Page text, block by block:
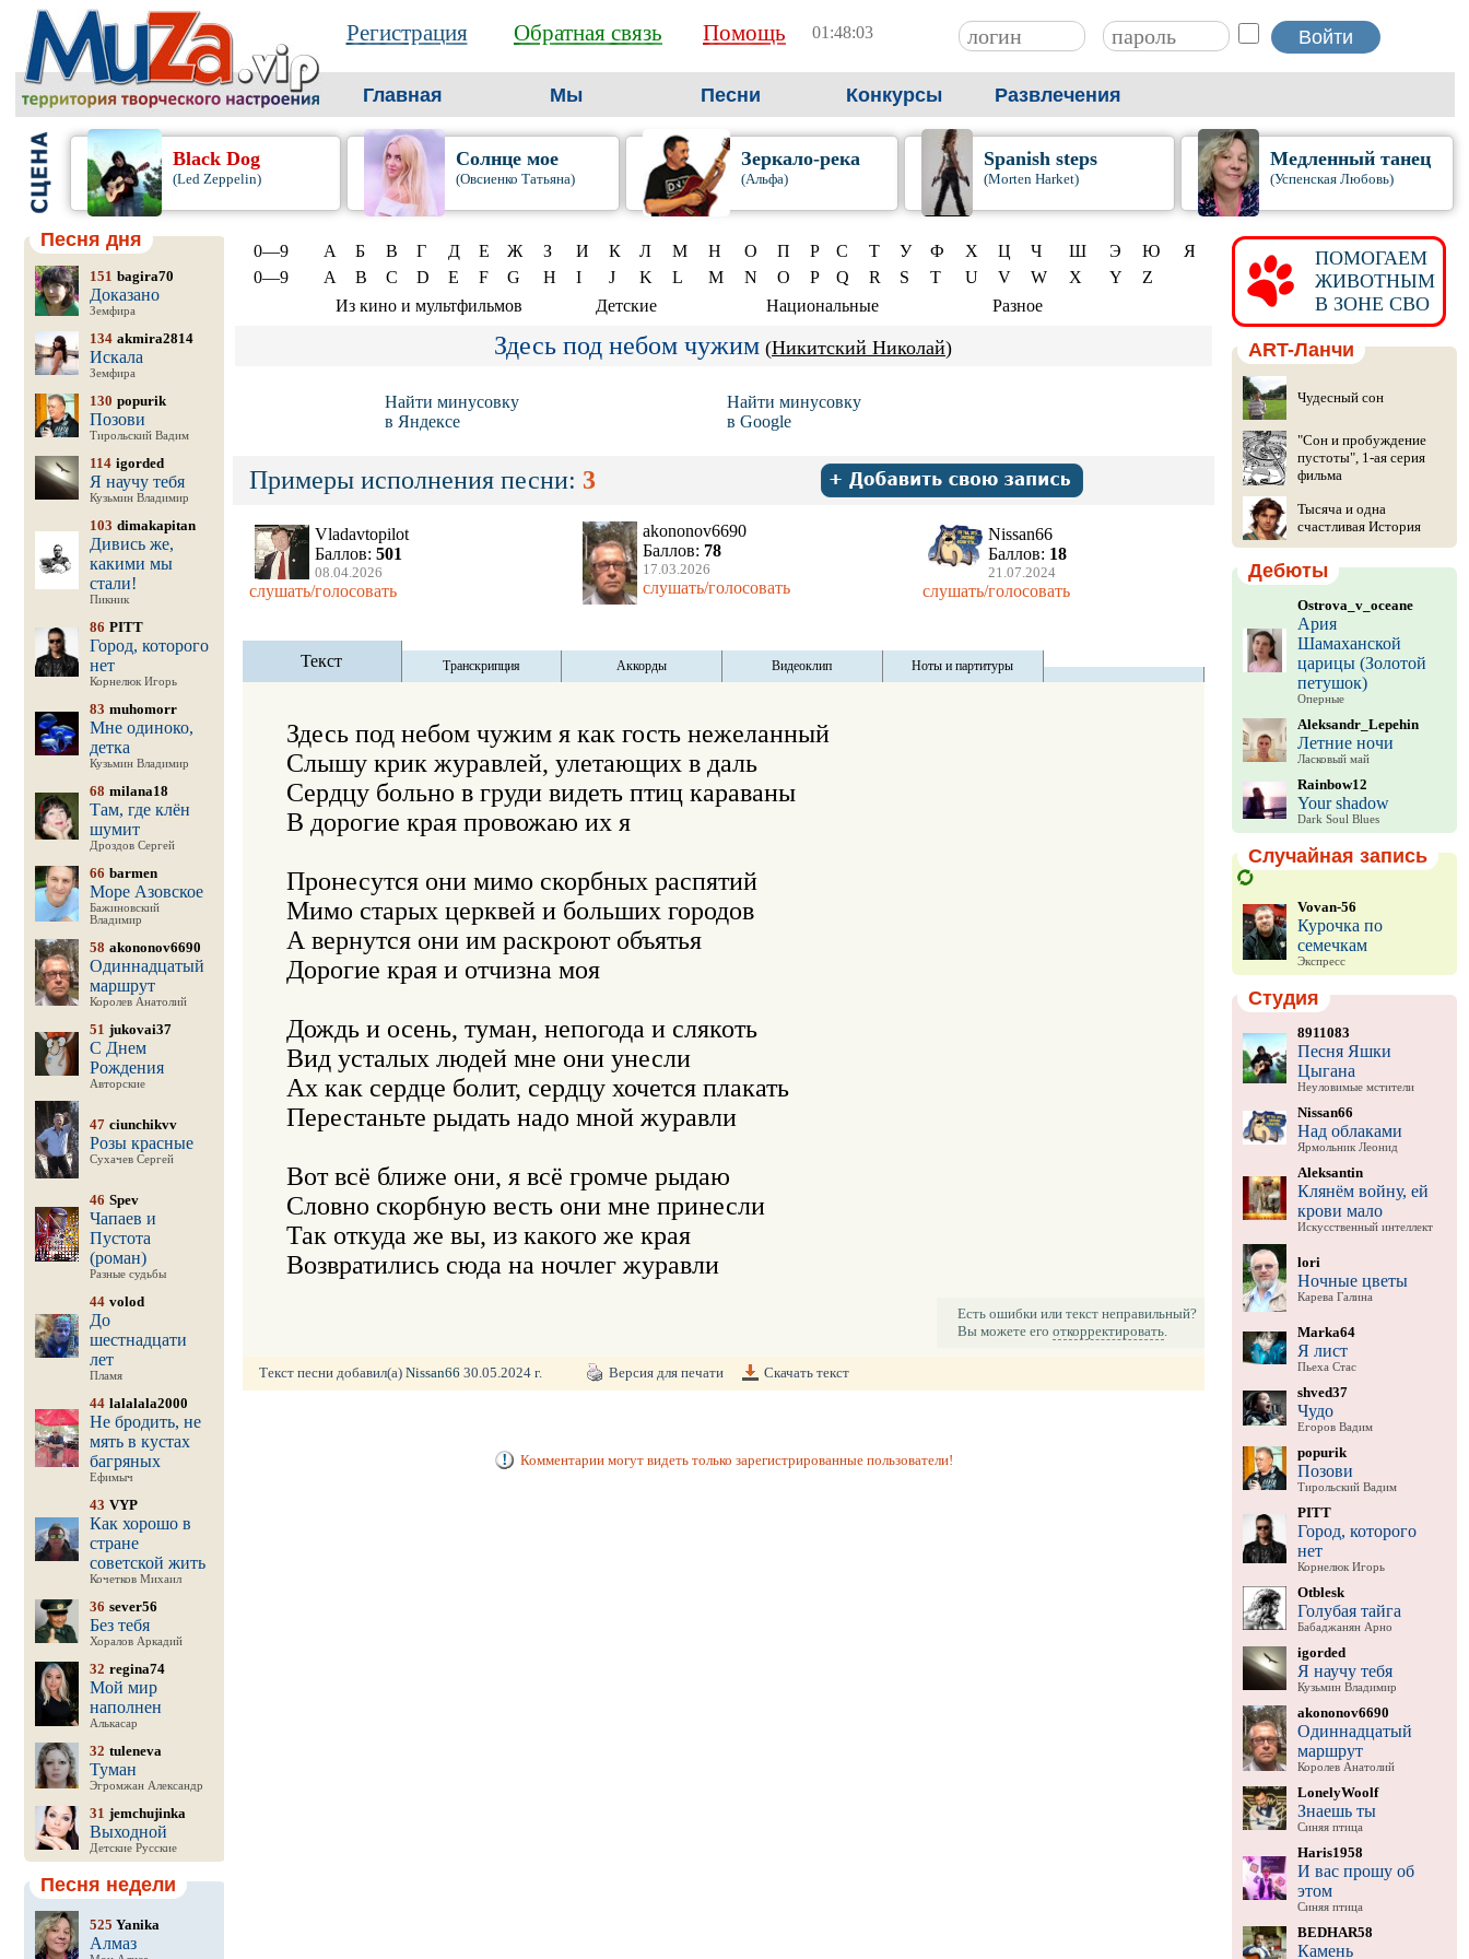
Регистрация Обратная связь Помощь 01:48:04
Главная Мы Песни Конкурсы Развлечения
Black Dog
(Led Zeppelin)
Солнце мое
(Овсиенко Татьяна)
Зеркало-река
(Альфа)
Spanish steps
(Morten Harket)
Медленный танец
(Успенская Любовь)
Песня дня
151 bagira70
Доказано
Земфира
134 akmira2814
Искала
Земфира
130 popurik
Позови
Тирольский Вадим
114 igorded
Я научу тебя
Кузьмин Владимир
103 dimakapitan
Дивись же,
какими мы
стали!
Пикник
86 PITT
Город, которого
нет
Корнелюк Игорь
83 muhomorr
Мне одиноко,
детка
Кузьмин Владимир
68 milana18
Там, где клён
шумит
Дроздов Сергей
66 barmen
Море Азовское
Бажиновский
Владимир
58 akononov6690
Одиннадцатый
маршрут
Королев Анатолий
51 jukovai37
С Днем
Рождения
Авторские
47 ciunchikvv
Розы красные
Сухачев Сергей
46 Spev
Чапаев и
Пустота
(роман)
Разные судьбы
44 volod
До
шестнадцати
лет
Пламя
44 lalalala2000
Не бродить, не
мять в кустах
багряных
Ефимыч
43 VYP
Как хорошо в
стране
советской жить
Кочетков Михаил
36 sever56
Без тебя
Хоралов Аркадий
32 regina74
Мой мир
наполнен
Алькасар
32 tuleneva
Туман
Эгромжан Александр
31 jemchujinka
Выходной
Детские Русские
Песня недели
525 Yanika
Алмаз
0—9 А Б В Г Д Е Ж З И К Л М Н О П Р С Т У Ф Х Ц Ч Ш Э Ю
Я
0—9
A B C D E F G H I J K L M N O P Q R S T U V W X Y
Z
Из кино и мультфильмов
Детские Национальные Разное
Здесь под небом чужим (Никитский Николай)
Найти минусовку
в Яндексе
Найти минусовку
в Google
Примеры исполнения песни: 3
Vladavtopilot
Баллов: 501
08.04.2026
слушать/голосовать
akononov6690
Баллов: 78
17.03.2026
слушать/голосовать
Nissan66
Баллов: 18
21.07.2024
слушать/голосовать
Текст Транскрипция Аккорды Видеоклип Ноты и партитуры
Здесь под небом чужим я как гость нежеланный
Слышу крик журавлей, улетающих в даль
Сердцу больно в груди видеть птиц караваны
В дорогие края провожаю их я
Пронесутся они мимо скорбных распятий
Мимо старых церквей и больших городов
А вернутся они им раскроют объятья
Дорогие края и отчизна моя
Дождь и осень, туман, непогода и слякоть
Вид усталых людей мне они унесли
Ах как сердце болит, сердцу хочется плакать
Перестаньте рыдать надо мной журавли
Вот всё ближе они, я всё громче рыдаю
Словно скорбную весть они мне принесли
Так откуда же вы, из какого же края
Возвратились сюда на ночлег журавли
Есть ошибки или текст неправильный?
Вы можете его откорректировать.
Текст песни добавил(а) Nissan66 30.05.2024 г. Версия для печати Скачать текст
Комментарии могут видеть только зарегистрированные пользователи!
ПОМОГАЕМ
ЖИВОТНЫМ
В ЗОНЕ СВО
ART-Ланчи
Чудесный сон
"Сон и пробуждение
пустоты", 1-ая серия
фильма
Тысяча и одна
счастливая История
Дебюты
Ostrova_v_oceane
Ария
Шамаханской
царицы (Золотой
петушок)
Оперные
Aleksandr_Lepehin
Летние ночи
Ласковый май
Rainbow12
Your shadow
Dark Soul Blues
Случайная запись
Vovan-56
Курочка по
семечкам
Экспресс
Студия
8911083
Песня Яшки
Цыгана
Неуловимые мстители
Nissan66
Над облаками
Ярмольник Леонид
Aleksantin
Клянём войну, ей
крови мало
Искусственный интеллект
lori
Ночные цветы
Карева Галина
Marka64
Я лист
Пьеха Стас
shved37
Чудо
Егоров Вадим
popurik
Позови
Тирольский Вадим
PITT
Город, которого
нет
Корнелюк Игорь
Otblesk
Голубая тайга
Бабаджанян Арно
igorded
Я научу тебя
Кузьмин Владимир
akononov6690
Одиннадцатый
маршрут
Королев Анатолий
LonelyWoolf
Знаешь ты
Синяя птица
Haris1958
И вас прошу об
этом
Синяя птица
BEDHAR58
Камень